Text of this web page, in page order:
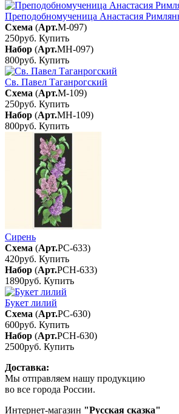
Преподобномученица Анастасия
Схема (Арт.М-097)
250руб. Купить
Набор (Арт.МН-097)
800руб. Купить
Св. Павел Таганрогский
Схема (Арт.М-109)
250руб. Купить
Набор (Арт.МН-109)
800руб. Купить
Сирень
Схема (Арт.РС-633)
420руб. Купить
Набор (Арт.РСН-633)
1890руб. Купить
Букет лилий
Схема (Арт.РС-630)
600руб. Купить
Набор (Арт.РСН-630)
2500руб. Купить
Доставка:
Мы отправляем нашу продукцию
во все города России.
Интернет-магазин "Русская сказка"